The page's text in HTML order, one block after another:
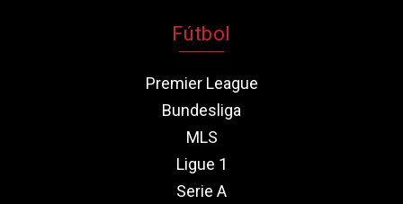
Fútbol
Premier League
Bundesliga
MLS
Ligue 1
Serie A